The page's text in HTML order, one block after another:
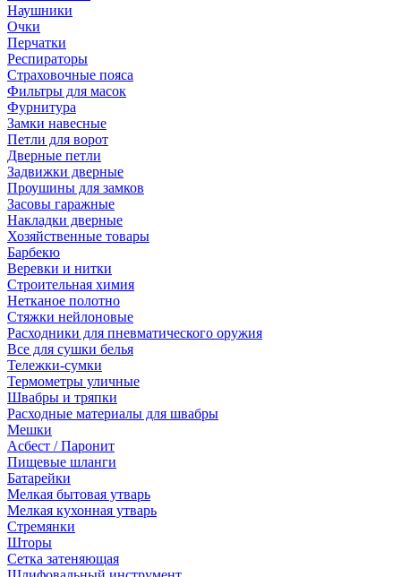
Наушники
Очки
Перчатки
Респираторы
Страховочные пояса
Фильтры для масок
Фурнитура
Замки навесные
Петли для ворот
Дверные петли
Задвижки дверные
Проушины для замков
Засовы гаражные
Накладки дверные
Хозяйственные товары
Барбекю
Веревки и нитки
Строительная химия
Нетканое полотно
Стяжки нейлоновые
Расходники для пневматического оружия
Все для сушки белья
Тележки-сумки
Термометры уличные
Швабры и тряпки
Расходные материалы для швабры
Мешки
Асбест / Паронит
Пищевые шланги
Батарейки
Мелкая бытовая утварь
Мелкая кухонная утварь
Стремянки
Шторы
Сетка затеняющая